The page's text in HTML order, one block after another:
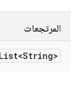
المرتجعات
List<String>